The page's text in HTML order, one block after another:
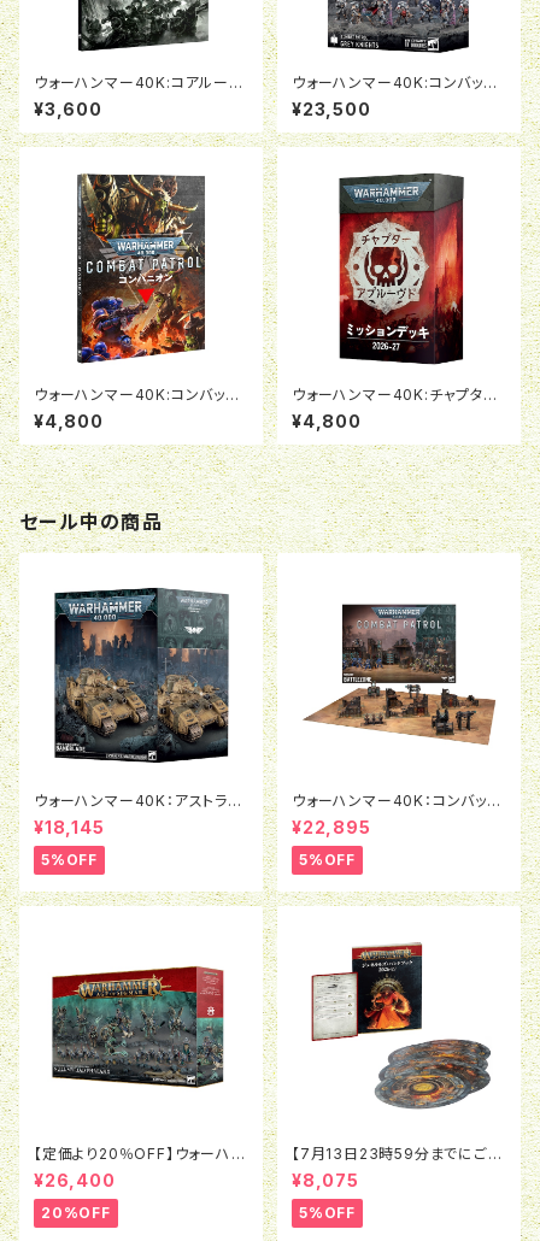
ウォーハンマー40K:コアルール
（日本語版）
¥3,600
ウォーハンマー40K:コンバット
パトロール:グレイナイト
¥23,500
ウォーハンマー40K:コンバット
パトロール・コンパニオン（日本
語版）
¥4,800
ウォーハンマー40K:チャプター
アプルーブド ミッションデッキ2
026-27（日本語版）
¥4,800
セール中の商品
ウォーハンマー40K：アストラ・
ミリタルム：ベインブレイド
¥18,145
5%OFF
ウォーハンマー40K：コンバット
パトロール：バトルゾーン
¥22,895
5%OFF
【定価より20％OFF】ウォーハン
マーAOS:バトルフォース：オシア
ーク・ボーンリーパー：ナル・ミリ
アッドの密集陣
¥26,400
20%OFF
【7月13日23時59分までにご予
約で5％OFF】ウォーハンマーA
OS：ジェネラルズ・ハンドブック
（日本語版）
¥8,075
5%OFF